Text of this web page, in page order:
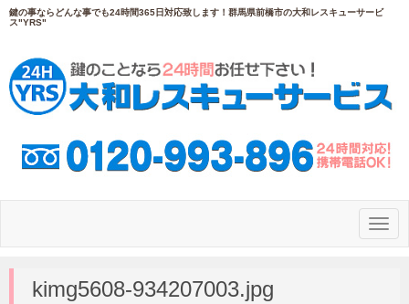
鍵の事ならどんな事でも24時間365日対応致します！群馬県前橋市の大和レスキューサービ
ス"YRS"
N
a
kimg5608-934207003.jpg